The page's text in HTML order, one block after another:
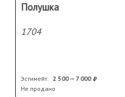
Полушка
1704
Эстимейт: 2 500 — 7 000
Не продано